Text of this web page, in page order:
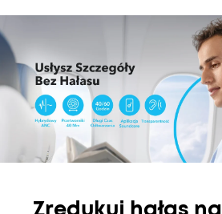
ustawieniami wstępnymi lub
samodzielnie. Możesz także
między 3 trybami: ANC,
zrelaksować się przy dźwięku
Usłysz otoczenie:
Przełącz
przezroczystości w
szumów, gdy musisz być
otoczenia, na przykład
transportowych, podczas